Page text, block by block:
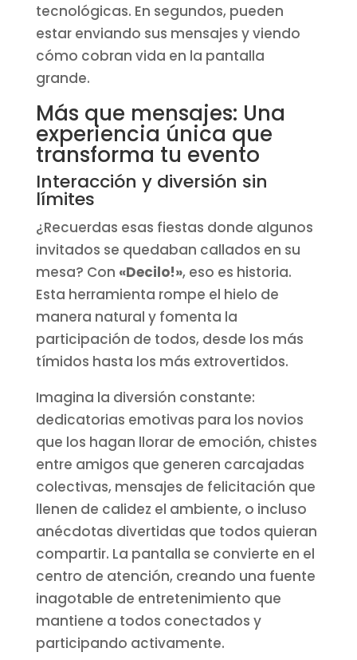
tecnológicas. En segundos, pueden
estar enviando sus mensajes y viendo
cómo cobran vida en la pantalla
grande.
Más que mensajes: Una
experiencia única que
transforma tu evento
Interacción y diversión sin
límites
¿Recuerdas esas fiestas donde algunos
invitados se quedaban callados en su
mesa? Con «Decilo!», eso es historia.
Esta herramienta rompe el hielo de
manera natural y fomenta la
participación de todos, desde los más
tímidos hasta los más extrovertidos.
Imagina la diversión constante:
dedicatorias emotivas para los novios
que los hagan llorar de emoción, chistes
entre amigos que generen carcajadas
colectivas, mensajes de felicitación que
llenen de calidez el ambiente, o incluso
anécdotas divertidas que todos quieran
compartir. La pantalla se convierte en el
centro de atención, creando una fuente
inagotable de entretenimiento que
mantiene a todos conectados y
participando activamente.